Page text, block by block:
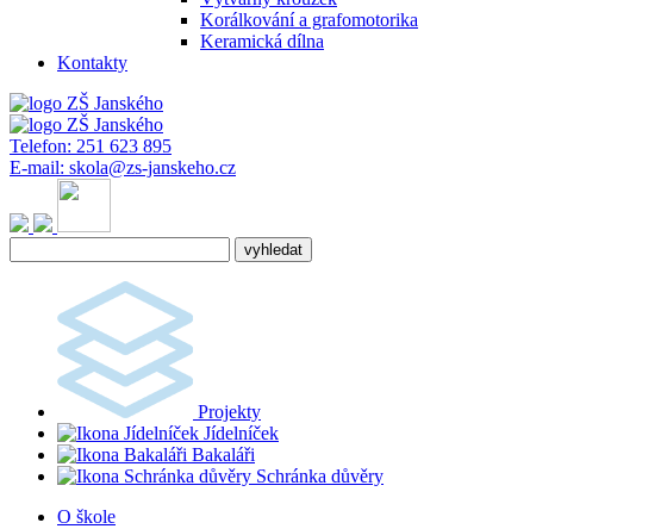
Korálkování a grafomotorika
Keramická dílna
Kontakty
Telefon: 251 623 895
E-mail: skola@zs-janskeho.cz
Projekty
Jídelníček
Bakaláři
Schránka důvěry
O škole